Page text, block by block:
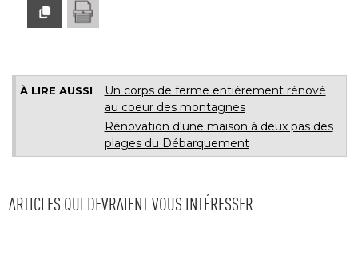
À LIRE AUSSI
Un corps de ferme entièrement rénové
au coeur des montagnes
Rénovation d'une maison à deux pas des
plages du Débarquement
ARTICLES QUI DEVRAIENT VOUS INTÉRESSER